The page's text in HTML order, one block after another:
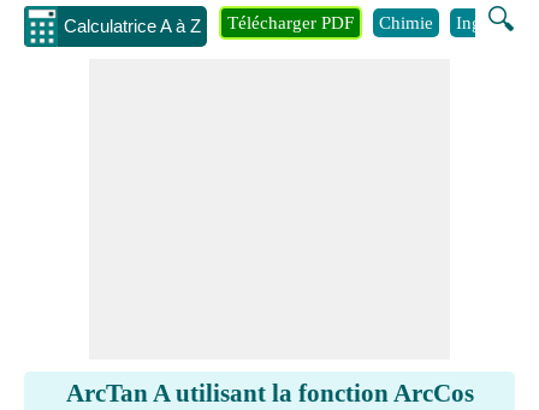
Calculatrice A à Z 🔍
Télécharger PDF Chimie Ingénierie
ArcTan A utilisant la fonction ArcCos